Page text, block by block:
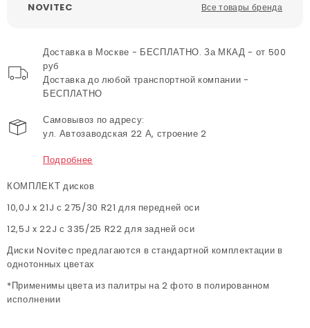
NOVITEC Все товары бренда
Доставка в Москве - БЕСПЛАТНО. За МКАД - от 500
руб
Доставка до любой транспортной компании -
БЕСПЛАТНО
Самовывоз по адресу:
ул. Автозаводская 22 А, строение 2
Подробнее
КОМПЛЕКТ дисков
10,0J x 21J с 275/30 R21 для передней оси
12,5J x 22J с 335/25 R22 для задней оси
Диски Novitec предлагаются в стандартной комплектации в
однотонных цветах
*Применимы цвета из палитры на 2 фото в полированном
исполнении